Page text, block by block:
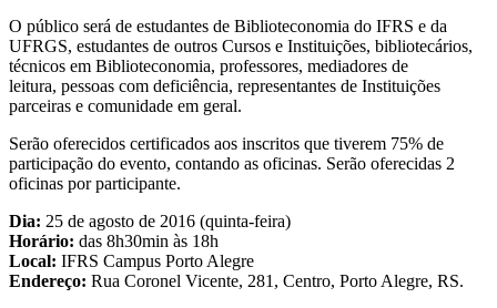
O público será de estudantes de Biblioteconomia do IFRS e da
UFRGS, estudantes de outros Cursos e Instituições, bibliotecários,
técnicos em Biblioteconomia, professores, mediadores de
leitura, pessoas com deficiência, representantes de Instituições
parceiras e comunidade em geral.
Serão oferecidos certificados aos inscritos que tiverem 75% de
participação do evento, contando as oficinas. Serão oferecidas 2
oficinas por participante.
Dia: 25 de agosto de 2016 (quinta-feira)
Horário: das 8h30min às 18h
Local: IFRS Campus Porto Alegre
Endereço: Rua Coronel Vicente, 281, Centro, Porto Alegre, RS.